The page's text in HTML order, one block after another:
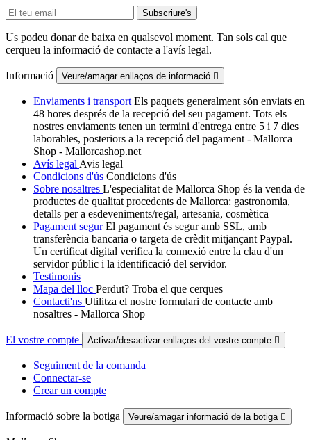
Us podeu donar de baixa en qualsevol moment. Tan sols cal que
cerqueu la informació de contacte a l'avís legal.
Informació Veure/amagar enllaços de informació 
Enviaments i transport Els paquets generalment són enviats en
48 hores després de la recepció del seu pagament. Tots els
nostres enviaments tenen un termini d'entrega entre 5 i 7 dies
laborables, posteriors a la recepció del pagament - Mallorca
Shop - Mallorcashop.net
Avís legal Avis legal
Condicions d'ús Condicions d'ús
Sobre nosaltres L'especialitat de Mallorca Shop és la venda de
productes de qualitat procedents de Mallorca: gastronomia,
detalls per a esdeveniments/regal, artesania, cosmètica
Pagament segurEl pagament és segur amb SSL, amb
transferència bancaria o targeta de crèdit mitjançant Paypal.
Un certificat digital verifica la connexió entre la clau d'un
servidor públic i la identificació del servidor.
Testimonis
Mapa del lloc Perdut? Troba el que cerques
Contacti'ns Utilitza el nostre formulari de contacte amb
nosaltres - Mallorca Shop
El vostre compte Activar/desactivar enllaços del vostre compte 
Seguiment de la comanda
Connectar-se
Crear un compte
Informació sobre la botiga Veure/amagar informació de la botiga 